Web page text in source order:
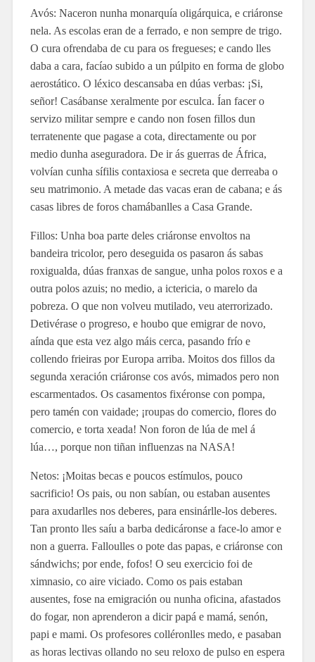
Avós: Naceron nunha monarquía oligárquica, e criáronse
nela. As escolas eran de a ferrado, e non sempre de trigo.
O cura ofrendaba de cu para os fregueses; e cando lles
daba a cara, facíao subido a un púlpito en forma de globo
aerostático. O léxico descansaba en dúas verbas: ¡Si,
señor! Casábanse xeralmente por esculca. Ían facer o
servizo militar sempre e cando non fosen fillos dun
terratenente que pagase a cota, directamente ou por
medio dunha aseguradora. De ir ás guerras de África,
volvían cunha sífilis contaxiosa e secreta que derreaba o
seu matrimonio. A metade das vacas eran de cabana; e ás
casas libres de foros chamábanlles a Casa Grande.
Fillos: Unha boa parte deles criáronse envoltos na
bandeira tricolor, pero deseguida os pasaron ás sabas
roxigualda, dúas franxas de sangue, unha polos roxos e a
outra polos azuis; no medio, a ictericia, o marelo da
pobreza. O que non volveu mutilado, veu aterrorizado.
Detivérase o progreso, e houbo que emigrar de novo,
aínda que esta vez algo máis cerca, pasando frío e
collendo frieiras por Europa arriba. Moitos dos fillos da
segunda xeración criáronse cos avós, mimados pero non
escarmentados. Os casamentos fixéronse con pompa,
pero tamén con vaidade; ¡roupas do comercio, flores do
comercio, e torta xeada! Non foron de lúa de mel á
lúa…, porque non tiñan influenzas na NASA!
Netos: ¡Moitas becas e poucos estímulos, pouco
sacrificio! Os pais, ou non sabían, ou estaban ausentes
para axudarlles nos deberes, para ensinárlle-los deberes.
Tan pronto lles saíu a barba dedicáronse a face-lo amor e
non a guerra. Falloulles o pote das papas, e criáronse con
sándwichs; por ende, fofos! O seu exercicio foi de
ximnasio, co aire viciado. Como os pais estaban
ausentes, fose na emigración ou nunha oficina, afastados
do fogar, non aprenderon a dicir papá e mamá, senón,
papi e mami. Os profesores colléronlles medo, e pasaban
as horas lectivas ollando no seu reloxo de pulso en espera